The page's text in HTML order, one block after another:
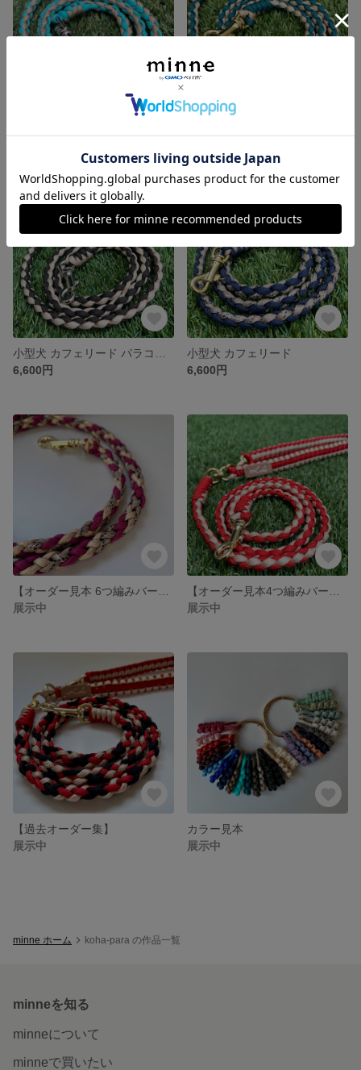
小型犬 カフェリード パラコード
残り1点
6,600円
小型犬 カフェリード
6,600円
展示中
展示中
【過去オーダー集】
展示中
カラー見本
展示中
minne ホーム koha-para の作品一覧
minneを知る
minneについて
minneで買いたい